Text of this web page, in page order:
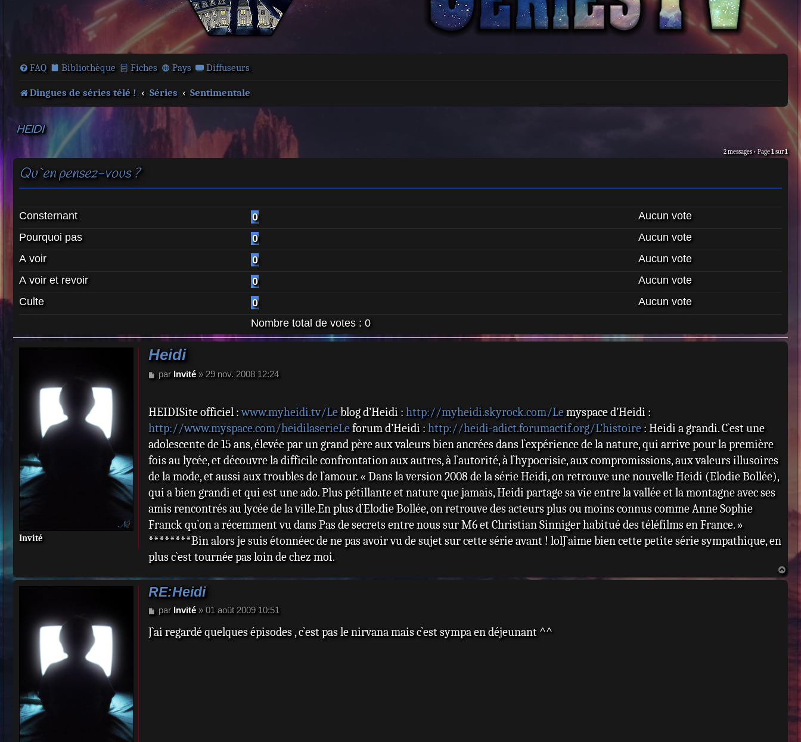
FAQ Bibliothèque Fiches Pays Diffuseurs
Dingues de séries télé ! Séries Sentimentale
HEIDI
2 messages • Page1sur1
Qu`en pensez-vous ?
Consternant 0
Aucun vote
Pourquoi pas
0
Aucun vote
A voir
0
Aucun vote
A voir et revoir
0
Aucun vote
Culte
0
Aucun vote
Nombre total de votes : 0
Invité
Heidi
M
s
a
g
e
par Invité» 29 nov. 2008 12:24
HEIDISite officiel :www.myheidi.tv/Leblog d’Heidi : http://myheidi.skyrock.com/Lemyspace d’Heidi :
http://www.myspace.com/heidilaserieLeforum d’Heidi : http://heidi-adict.forumactif.org/L’histoire : Heidi a grandi. C`est une
adolescente de 15 ans, élevée par un grand père aux valeurs bien ancrées dans l`expérience de la nature, qui arrive pour la première
fois au lycée, et découvre la difficile confrontation aux autres, à l`autorité, à l`hypocrisie, aux compromissions, aux valeurs illusoires
de la mode, et aussi aux troubles de l`amour. « Dans la version 2008 de la série Heidi, on retrouve une nouvelle Heidi (Elodie Bollée),
qui a bien grandi et qui est une ado. Plus pétillante et nature que jamais, Heidi partage sa vie entre la vallée et la montagne avec ses
amis rencontrés au lycée de la ville.En plus d`Elodie Bollée, on retrouve des acteurs plus ou moins connus comme Anne Sophie
Franck qu`on a récemment vu dans Pas de secrets entre nous sur M6 et Christian Sinniger habitué des téléfilms en France. »
********Bin alors je suis étonnéec de ne pas avoir vu de sujet sur cette série avant ! lolJ`aime bien cette petite série sympathique, en
plus c`est tournée pas loin de chez moi.
a
RE:Heidi
M
s
par Invité» 01 août 2009 10:51
J`ai regardé quelques épisodes , c`est pas le nirvana mais c`est sympa en déjeunant ^^